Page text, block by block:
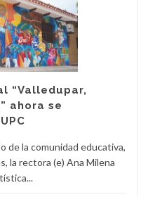
“Valledupar,
ahora se
de la comunidad educativa,
la rectora (e) Ana Milena